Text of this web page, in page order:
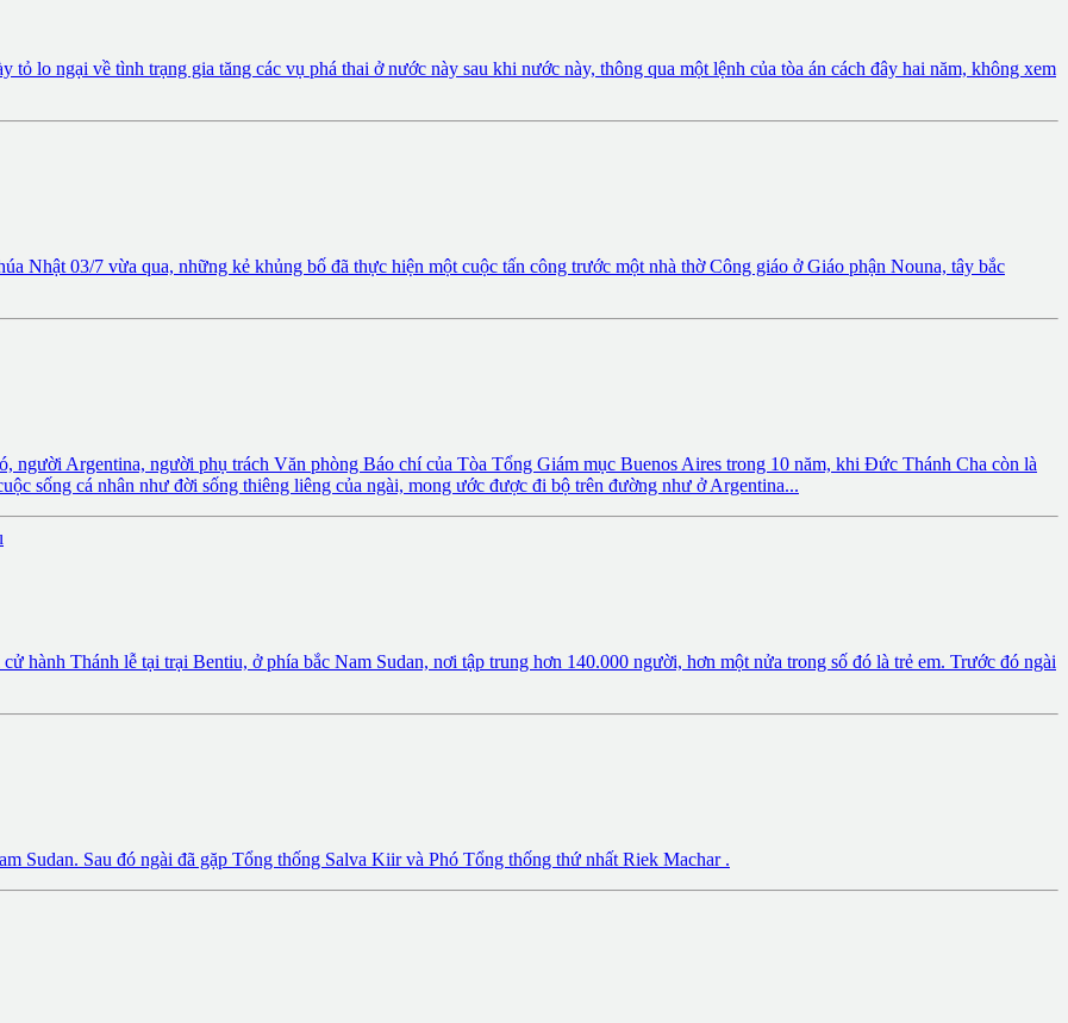
lo ngại về tình trạng gia tăng các vụ phá thai ở nước này sau khi nước này, thông qua một lệnh của tòa án cách đây hai năm, không xem
Nhật 03/7 vừa qua, những kẻ khủng bố đã thực hiện một cuộc tấn công trước một nhà thờ Công giáo ở Giáo phận Nouna, tây bắc
người Argentina, người phụ trách Văn phòng Báo chí của Tòa Tổng Giám mục Buenos Aires trong 10 năm, khi Đức Thánh Cha còn là
sống cá nhân như đời sống thiêng liêng của ngài, mong ước được đi bộ trên đường như ở Argentina...
hành Thánh lễ tại trại Bentiu, ở phía bắc Nam Sudan, nơi tập trung hơn 140.000 người, hơn một nửa trong số đó là trẻ em. Trước đó ngài
Sudan. Sau đó ngài đã gặp Tổng thống Salva Kiir và Phó Tổng thống thứ nhất Riek Machar .